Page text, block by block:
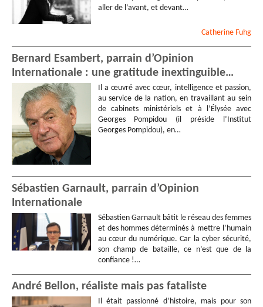
aller de l’avant, et devant…
Catherine Fuhg
Bernard Esambert, parrain d’Opinion
Internationale : une gratitude inextinguible…
Il a œuvré avec cœur, intelligence et passion,
au service de la nation, en travaillant au sein
de cabinets ministériels et à l’Élysée avec
Georges Pompidou (il préside l’Institut
Georges Pompidou), en…
Sébastien Garnault, parrain d’Opinion
Internationale
Sébastien Garnault bâtit le réseau des femmes
et des hommes déterminés à mettre l’humain
au cœur du numérique. Car la cyber sécurité,
son champ de bataille, ce n’est que de la
confiance !…
André Bellon, réaliste mais pas fataliste
Il était passionné d’histoire, mais pour son